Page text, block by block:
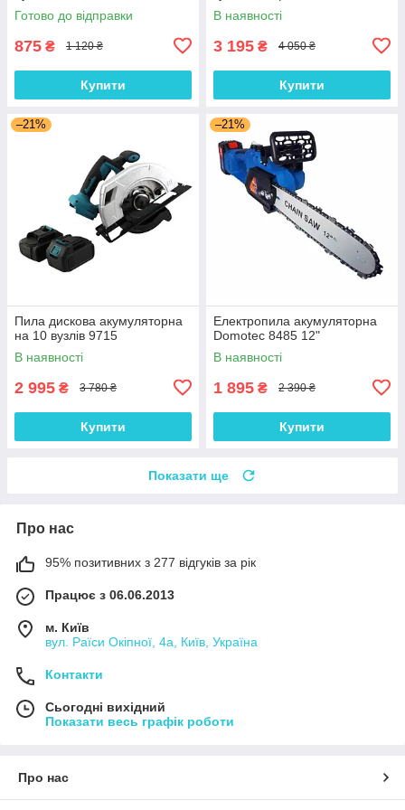
Готово до відправки
875 ₴ 1 120 ₴
Купити
В наявності
3 195 ₴ 4 050 ₴
Купити
–21%
Пила дискова акумуляторна
на 10 вузлів 9715
В наявності
2 995 ₴ 3 780 ₴
Купити
–21%
Електропила акумуляторна
Domotec 8485 12"
В наявності
1 895 ₴ 2 390 ₴
Купити
Показати ще
Про нас
95% позитивних з 277 відгуків за рік
Працює з 06.06.2013
м. Київ
вул. Раїси Окіпної, 4а, Київ, Україна
Контакти
Сьогодні вихідний
Показати весь графік роботи
Про нас